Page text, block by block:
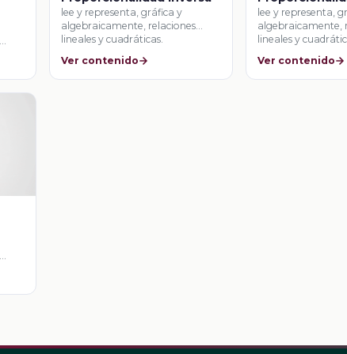
lee y representa, gráfica y
algebraicamente, relaciones
lineales y cuadráticas.
Ver contenido
lee y representa,
algebraicamente,
lineales y
Ver contenido